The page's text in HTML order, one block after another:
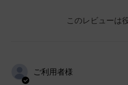
このレビューは
ご利用者様